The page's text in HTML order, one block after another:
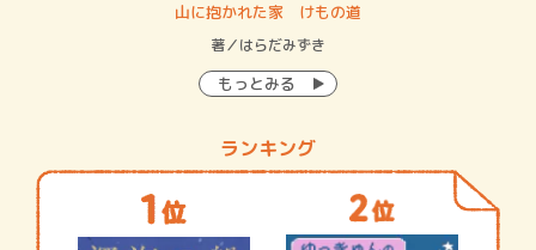
山に抱かれた家 けもの道
著／はらだみずき
もっとみる
ランキング